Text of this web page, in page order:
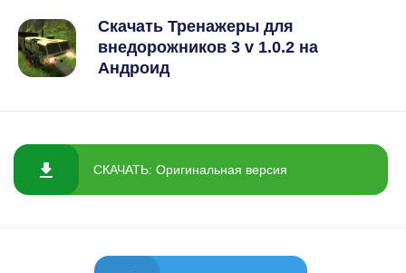
Скачать Тренажеры для
внедорожников 3 v 1.0.2 на
Андроид
СКАЧАТЬ: Оригинальная версия